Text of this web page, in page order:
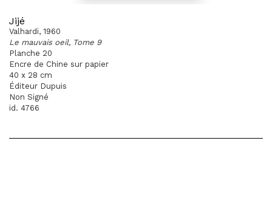
Jijé
Valhardi, 1960
Le mauvais oeil, Tome 9
Planche 20
Encre de Chine sur papier
40 x 28 cm
Éditeur Dupuis
Non Signé
id. 4766